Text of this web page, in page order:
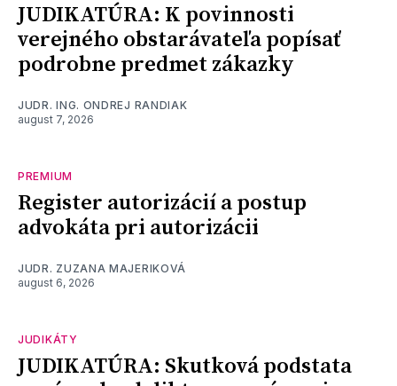
JUDIKATÚRA: K povinnosti
verejného obstarávateľa popísať
podrobne predmet zákazky
JUDR. ING. ONDREJ RANDIAK
august 7, 2026
PREMIUM
Register autorizácií a postup
advokáta pri autorizácii
JUDR. ZUZANA MAJERIKOVÁ
august 6, 2026
JUDIKÁTY
JUDIKATÚRA: Skutková podstata